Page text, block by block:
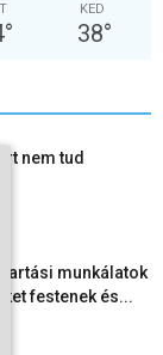
°
KED
38°
nem tud
munkálatok
festenek és...